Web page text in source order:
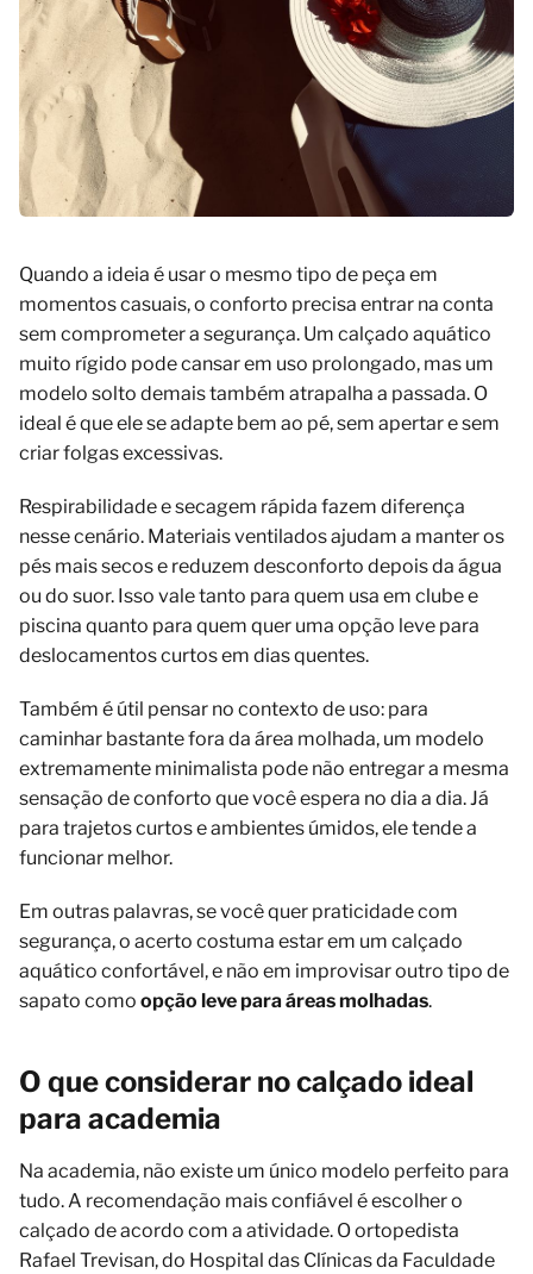
Quando a ideia é usar o mesmo tipo de peça em
momentos casuais, o conforto precisa entrar na conta
sem comprometer a segurança. Um calçado aquático
muito rígido pode cansar em uso prolongado, mas um
modelo solto demais também atrapalha a passada. O
ideal é que ele se adapte bem ao pé, sem apertar e sem
criar folgas excessivas.
Respirabilidade e secagem rápida fazem diferença
nesse cenário. Materiais ventilados ajudam a manter os
pés mais secos e reduzem desconforto depois da água
ou do suor. Isso vale tanto para quem usa em clube e
piscina quanto para quem quer uma opção leve para
deslocamentos curtos em dias quentes.
Também é útil pensar no contexto de uso: para
caminhar bastante fora da área molhada, um modelo
extremamente minimalista pode não entregar a mesma
sensação de conforto que você espera no dia a dia. Já
para trajetos curtos e ambientes úmidos, ele tende a
funcionar melhor.
Em outras palavras, se você quer praticidade com
segurança, o acerto costuma estar em um calçado
aquático confortável, e não em improvisar outro tipo de
sapato como opção leve para áreas molhadas.
O que considerar no calçado ideal
para academia
Na academia, não existe um único modelo perfeito para
tudo. A recomendação mais confiável é escolher o
calçado de acordo com a atividade. O ortopedista
Rafael Trevisan, do Hospital das Clínicas da Faculdade